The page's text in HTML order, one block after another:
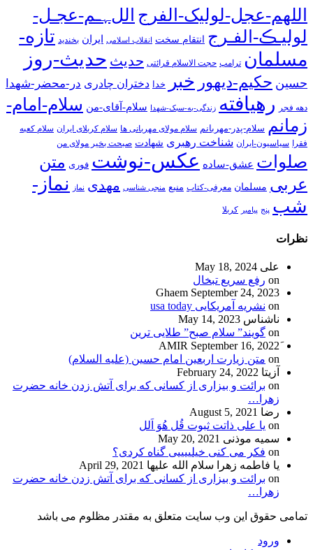
اللهم-عجل-لولیک-الفرج اللﮩـم-عجـل-
لولیـڪ-الفـرج انتقام سخت انقلاب اسلامی ایران بخندید تازه-
مسلمان ترامپ حجت الاسلام قرائتی حدیث حدیث-روز
حسین حکیم-دیهور خبر خدا دختران چادری در-محضر-شهدا
دهه فجر رهیافته زندگی-به-سبک-شهدا سلام-آقای-من سلام-امام-
زمانم سلام-پدر-مهربانم سلام مولای مهربانی ها سلام کربلای ایران سلام کعبه
فقرا سیاسیون-ایران شناخت رهبری شهادت صبحت بخیر مولای من
صلوات عشق-ساده عکس-نوشت فوری متن
عربی مسلمان معرفی-کتاب منبع منجی شناسی مهدی نماز
نماز-
شب پنج پیامبر کربلا
نظرات
علی May 18, 2024
on رفع سریع تبخال
Ghaem September 24, 2023
on نشریه آمریکایی usa today
ناشناس May 14, 2023
on گویند” سلام صبح” طلایی ترین
September 16, 2022
on متن زیارت اربعین امام حسین (علیه السلام)
آزیتا February 24, 2022
on برائت و بیزاری از کسانی که برای آتش زدن خانه حضرت
زهرا…
رضا August 5, 2021
on یا علی ذاتت ثبوت قُل هُوَ اَلل
سمیه موذنی May 20, 2021
on فکر می کنی خیلییییی گناه کردی؟
یا فاطمه زهرا سلام الله علیها April 29, 2021
on برائت و بیزاری از کسانی که برای آتش زدن خانه حضرت
زهرا…
تمامی حقوق این وب سایت متعلق به مقتدر مظلوم می باشد
ورود